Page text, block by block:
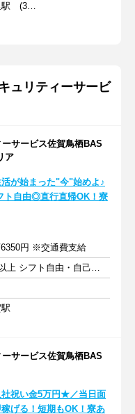
(1)大塔駅 (2)伊万里駅 (3)肥前旭駅
ュリティーサービ
サービス佐賀鳥栖BAS
ア
活が始まった"今"始めよ♪
ト自由◎直行直帰OK！寮
6350円 ※交通費支給
週2日以上 1日8時間以上 シフト自由・自己申告
サービス佐賀鳥栖BAS
社祝い金5万円★／当日面
げる！短期もOK！寮あ